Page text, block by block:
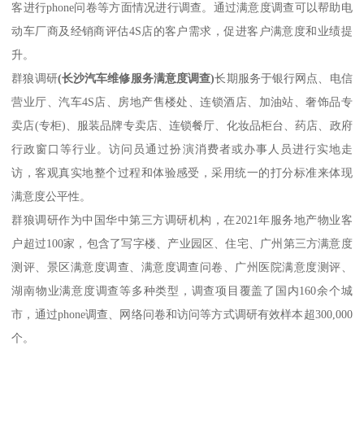
客进行phone问卷等方面情况进行调查。通过满意度调查可以帮助电
动车厂商及经销商评估4S店的客户需求，促进客户满意度和业绩提
升。
群狼调研(长沙汽车维修服务满意度调查)长期服务于银行网点、电信
营业厅、汽车4S店、房地产售楼处、连锁酒店、加油站、奢饰品专
卖店(专柜)、服装品牌专卖店、连锁餐厅、化妆品柜台、药店、政府
行政窗口等行业。访问员通过扮演消费者或办事人员进行实地走
访，客观真实地整个过程和体验感受，采用统一的打分标准来体现
满意度公平性。
群狼调研作为中国华中第三方调研机构，在2021年服务地产物业客
户超过100家，包含了写字楼、产业园区、住宅、广州第三方满意度
测评、景区满意度调查、满意度调查问卷、广州医院满意度测评、
湖南物业满意度调查等多种类型，调查项目覆盖了国内160余个城
市，通过phone调查、网络问卷和访问等方式调研有效样本超300,000
个。